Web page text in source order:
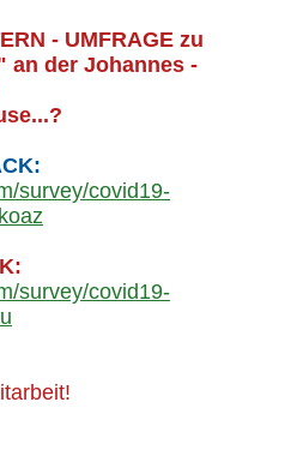
- UMFRAGE zu
an der Johannes -
survey/covid19-
survey/covid19-